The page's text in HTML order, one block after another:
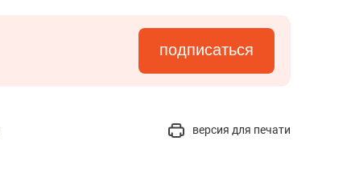
подписаться
версия для печати